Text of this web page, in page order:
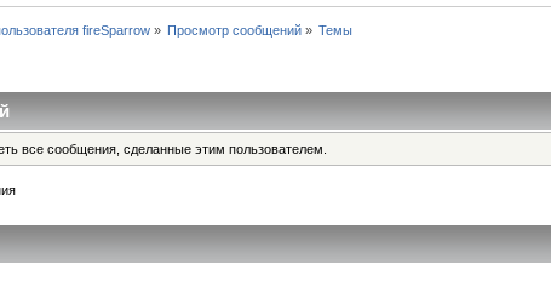
fireSparrow» Просмотр сообщений » Темы
все сообщения, сделанные этим пользователем.